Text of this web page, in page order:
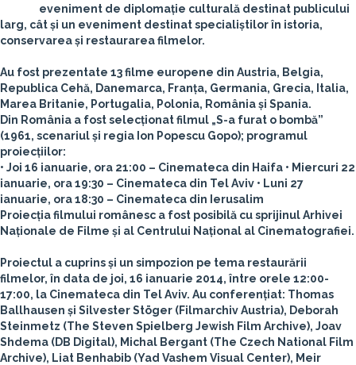
eveniment de diplomație culturală destinat publicului
larg, cât și un eveniment destinat specialiștilor în istoria,
conservarea și restaurarea filmelor.
Au fost prezentate 13 filme europene din Austria, Belgia,
Republica Cehă, Danemarca, Franța, Germania, Grecia, Italia,
Marea Britanie, Portugalia, Polonia, România și Spania.
Din România a fost selecționat filmul „S-a furat o bombă”
(1961, scenariul și regia Ion Popescu Gopo); programul
proiecțiilor:
• Joi 16 ianuarie, ora 21:00 – Cinemateca din Haifa • Miercuri 22
ianuarie, ora 19:30 – Cinemateca din Tel Aviv • Luni 27
ianuarie, ora 18:30 – Cinemateca din Ierusalim
Proiecția filmului românesc a fost posibilă cu sprijinul Arhivei
Naționale de Filme și al Centrului Național al Cinematografiei.
Proiectul a cuprins și un simpozion pe tema restaurării
filmelor, în data de joi, 16 ianuarie 2014, între orele 12:00-
17:00, la Cinemateca din Tel Aviv. Au conferențiat: Thomas
Ballhausen și Silvester Stöger (Filmarchiv Austria), Deborah
Steinmetz (The Steven Spielberg Jewish Film Archive), Joav
Shdema (DB Digital), Michal Bergant (The Czech National Film
Archive), Liat Benhabib (Yad Vashem Visual Center), Meir